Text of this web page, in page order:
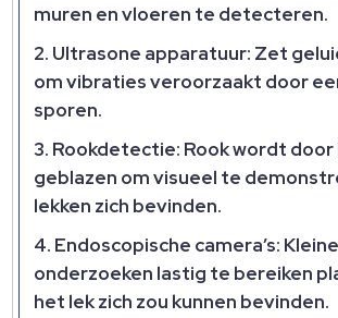
muren en vloeren te detecteren.
Ultrasone apparatuur: Zet
om vibraties veroorzaakt door
sporen.
Rookdetectie: Rook wordt
geblazen om visueel te
lekken zich bevinden.
Endoscopische camera’s:
onderzoeken lastig te bereiken
het lek zich zou kunnen bevinden.